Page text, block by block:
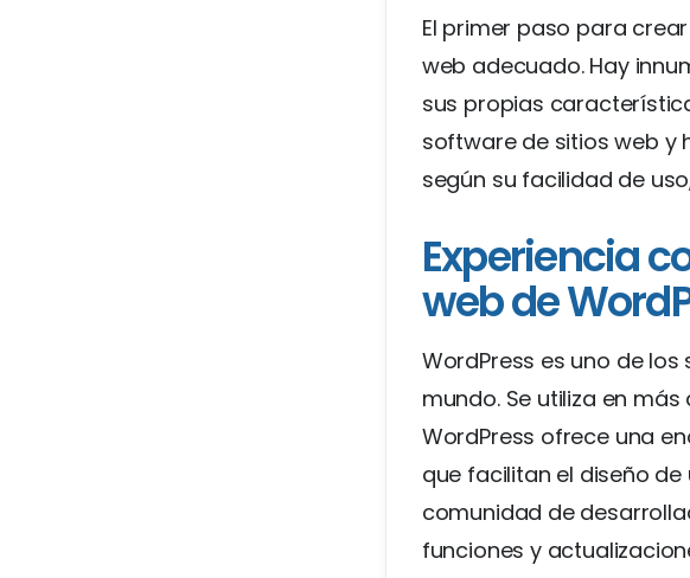
El primer paso para
web adecuado. Hay
sus propias
software de sitios web y
según su facilidad de
Experiencia
web de
WordPress es uno de
mundo. Se utiliza en
WordPress ofrece una
que facilitan el diseño
comunidad de
funciones y